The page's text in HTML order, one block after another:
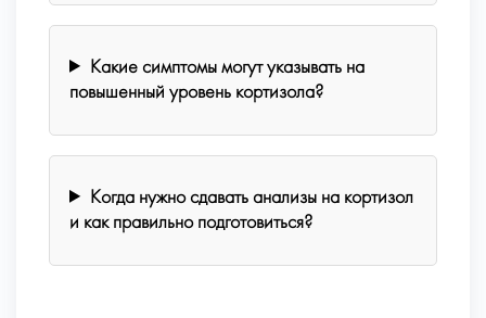
Какие симптомы могут указывать на
повышенный уровень кортизола?
Когда нужно сдавать анализы на кортизол
и как правильно подготовиться?